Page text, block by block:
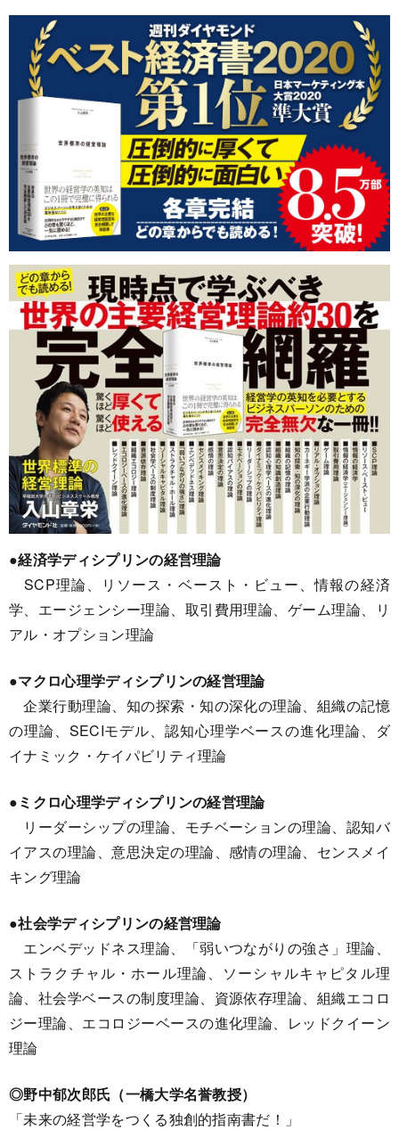
●経済学ディシプリンの経営理論
SCP理論、リソース・ベースト・ビュー、情報の経済
学、エージェンシー理論、取引費用理論、ゲーム理論、リ
アル・オプション理論
●マクロ心理学ディシプリンの経営理論
企業行動理論、知の探索・知の深化の理論、組織の記憶
の理論、SECIモデル、認知心理学ベースの進化理論、ダ
イナミック・ケイパビリティ理論
●ミクロ心理学ディシプリンの経営理論
リーダーシップの理論、モチベーションの理論、認知バ
イアスの理論、意思決定の理論、感情の理論、センスメイ
キング理論
●社会学ディシプリンの経営理論
エンベデッドネス理論、「弱いつながりの強さ」理論、
ストラクチャル・ホール理論、ソーシャルキャピタル理
論、社会学ベースの制度理論、資源依存理論、組織エコロ
ジー理論、エコロジーベースの進化理論、レッドクイーン
理論
◎野中郁次郎氏（一橋大学名誉教授）
「未来の経営学をつくる独創的指南書だ！」